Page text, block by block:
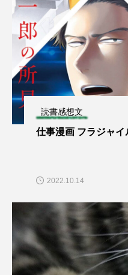
読書感想文
仕事漫画 フラジャ
2022.10.14